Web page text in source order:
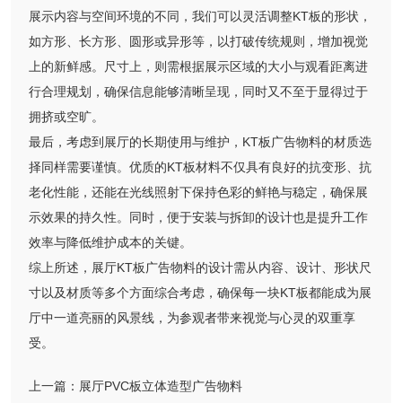
展示内容与空间环境的不同，我们可以灵活调整KT板的形状，
如方形、长方形、圆形或异形等，以打破传统规则，增加视觉
上的新鲜感。尺寸上，则需根据展示区域的大小与观看距离进
行合理规划，确保信息能够清晰呈现，同时又不至于显得过于
拥挤或空旷。
最后，考虑到展厅的长期使用与维护，KT板广告物料的材质选
择同样需要谨慎。优质的KT板材料不仅具有良好的抗变形、抗
老化性能，还能在光线照射下保持色彩的鲜艳与稳定，确保展
示效果的持久性。同时，便于安装与拆卸的设计也是提升工作
效率与降低维护成本的关键。
综上所述，展厅KT板广告物料的设计需从内容、设计、形状尺
寸以及材质等多个方面综合考虑，确保每一块KT板都能成为展
厅中一道亮丽的风景线，为参观者带来视觉与心灵的双重享
受。
上一篇： 展厅‌PVC板立体造型广告物料